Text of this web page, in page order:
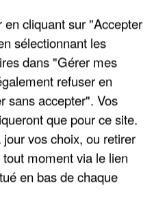
LA DZ MAFIA
en cliquant sur "Accepter
sélectionnant les
dans "Gérer mes
refuser en
sans accepter". Vos
que pour ce site.
vos choix, ou retirer
moment via le lien
en bas de chaque